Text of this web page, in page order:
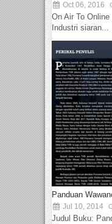
Oct 06, 2016
On Air To
Industri siaran...
Panduan
Jul 10, 2014
Judul Buku: